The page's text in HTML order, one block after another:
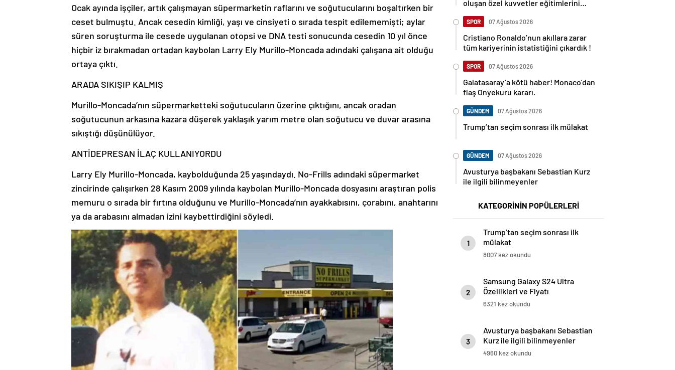
Ocak ayında işçiler, artık çalışmayan süpermarketin raflarını ve soğutucularını boşaltırken bir
ceset bulmuştu. Ancak cesedin kimliği, yaşı ve cinsiyeti o sırada tespit edilememişti; aylar
süren soruşturma ile cesede uygulanan otopsi ve DNA testi sonucunda cesedin 10 yıl önce
hiçbir iz bırakmadan ortadan kaybolan Larry Ely Murillo-Moncada adındaki çalışana ait olduğu
ortaya çıktı.
ARADA SIKIŞIP KALMIŞ
Murillo-Moncada’nın süpermarketteki soğutucuların üzerine çıktığını, ancak oradan
soğutucunun arkasına kazara düşerek yaklaşık yarım metre olan soğutucu ve duvar arasına
sıkıştığı düşünülüyor.
ANTİDEPRESAN İLAÇ KULLANIYORDU
Larry Ely Murillo-Moncada, kaybolduğunda 25 yaşındaydı. No-Frills adındaki süpermarket
zincirinde çalışırken 28 Kasım 2009 yılında kaybolan Murillo-Moncada dosyasını araştıran polis
memuru o sırada bir fırtına olduğunu ve Murillo-Moncada’nın ayakkabısını, çorabını, anahtarını
ya da arabasını almadan izini kaybettirdiğini söyledi.
oluşan özel kuvvetler eğitimlerini
SPOR 07 Ağustos 2026
Cristiano Ronaldo’nun akıllara zarar
tüm kariyerinin istatistiğini çıkardık !
SPOR 07 Ağustos 2026
Galatasaray’a kötü haber! Monaco’dan
flaş Onyekuru kararı.
GÜNDEM 07 Ağustos 2026
Trump’tan seçim sonrası ilk mülakat
GÜNDEM 07 Ağustos 2026
Avusturya başbakanı Sebastian Kurz
ile ilgili bilinmeyenler
KATEGORİNİN POPÜLERLERİ
1
Trump’tan seçim sonrası ilk
mülakat
8007 kez okundu
2
Samsung Galaxy S24 Ultra
Özellikleri ve Fiyatı
6321 kez okundu
3
Avusturya başbakanı Sebastian
Kurz ile ilgili bilinmeyenler
4960 kez okundu